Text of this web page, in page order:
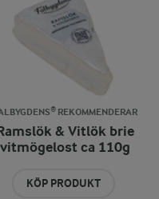
REKOMMENDERAR
& Vitlök brie
vitmögelost ca 110g
KÖP PRODUKT